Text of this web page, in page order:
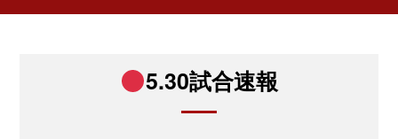
5.30試合速報